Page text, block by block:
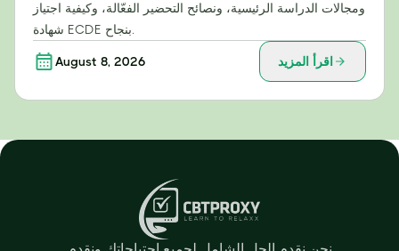
ومجالات الدراسة الرئيسية، ونصائح التحضير الفعّالة، وكيفية اجتياز
August 8, 2026 اقرأ المزيد